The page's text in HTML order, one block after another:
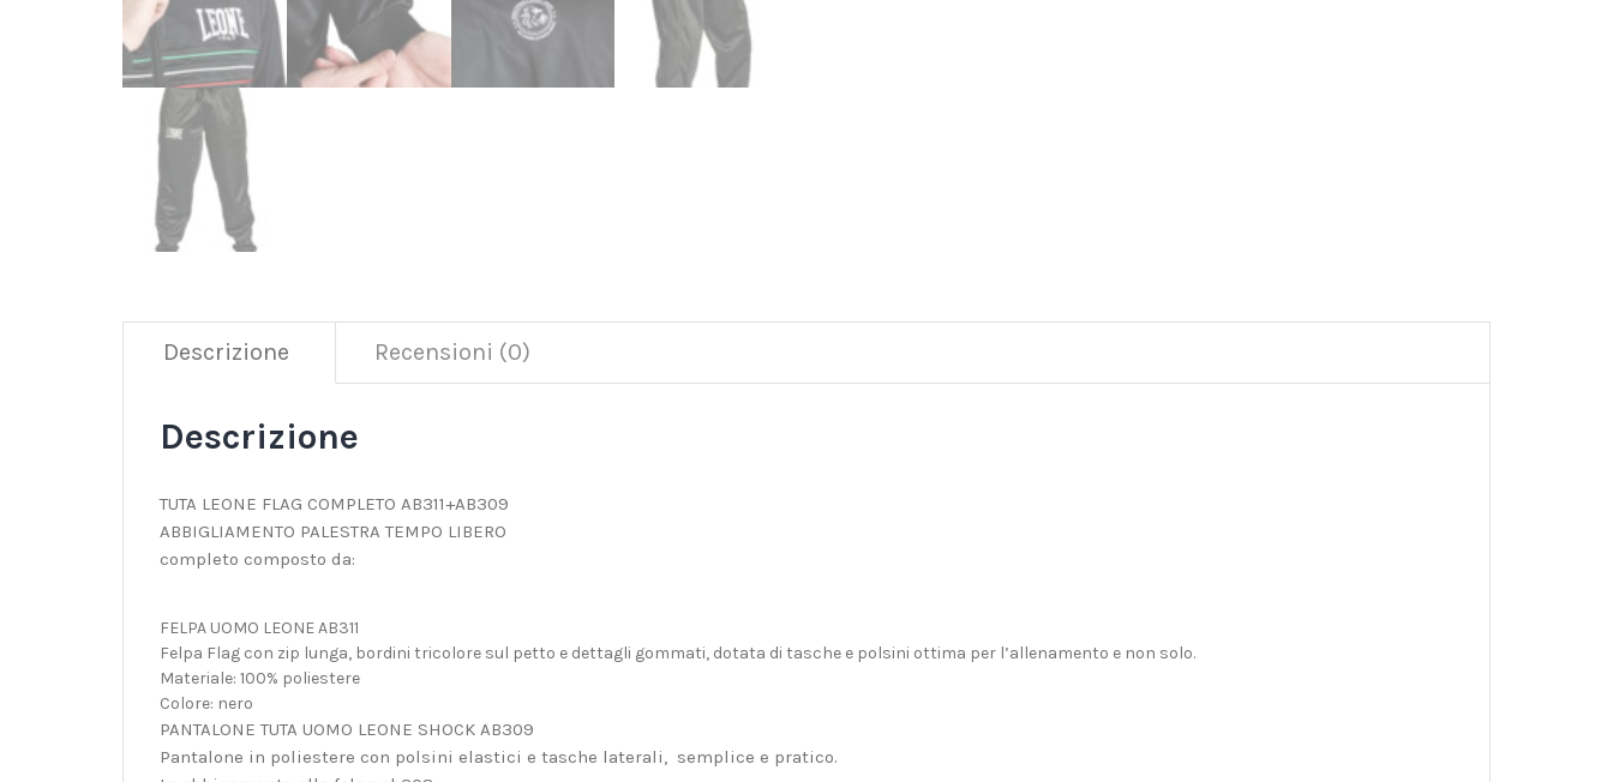
Descrizione Recensioni (0)
Descrizione
TUTA LEONE FLAG COMPLETO AB311+AB309
ABBIGLIAMENTO PALESTRA TEMPO LIBERO
completo composto da:
FELPA UOMO LEONE AB311
Felpa Flag con zip lunga, bordini tricolore sul petto e dettagli gommati, dotata di tasche e polsini ottima per l’allenamento e non solo.
Materiale: 100% poliestere
Colore: nero
PANTALONE TUTA UOMO LEONE SHOCK AB309
Pantalone in poliestere con polsini elastici e tasche laterali, semplice e pratico.